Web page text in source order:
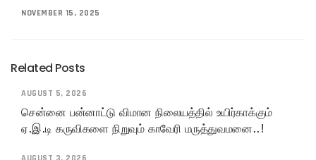
NOVEMBER 15, 2025
Related Posts
AUGUST 5, 2026
சென்னை பன்னாட்டு விமான நிலையத்தில் உயிர்காக்கும்
ஏ.இ.டி கருவிகளை நிறுவும் காவேரி மருத்துவமனை..!